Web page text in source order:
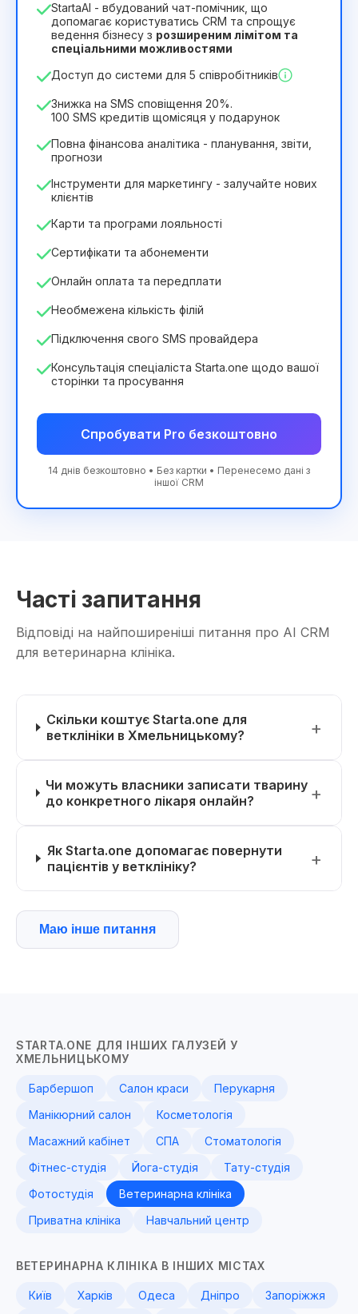
Тривалість ліцензії
12 Months (знижка -25%) Вигідний
349₴ 244₴ /місяць
StartaAI - вбудований чат-помічник, що
допомагає користуватись CRM та спрощує
ведення бізнесу з розширеним лімітом та
спеціальними можливостями
Доступ до системи для 5 співробітників
Знижка на SMS сповіщення 20%.
100 SMS кредитів щомісяця у подарунок
Повна фінансова аналітика - планування, звіти,
прогнози
Інструменти для маркетингу - залучайте нових
клієнтів
Карти та програми лояльності
Сертифікати та абонементи
Онлайн оплата та передплати
Необмежена кількість філій
Підключення свого SMS провайдера
Консультація спеціаліста Starta.one щодо вашої
сторінки та просування
Спробувати Pro безкоштовно
14 днів безкоштовно • Без картки • Перенесемо дані з
іншої CRM
Часті запитання
Відповіді на найпоширеніші питання про AI CRM
для ветеринарна клініка.
Скільки коштує Starta.one для
ветклініки в Хмельницькому?
Чи можуть власники записати тварину
до конкретного лікаря онлайн?
Як Starta.one допомагає повернути
пацієнтів у ветклініку?
Маю інше питання
STARTA.ONE ДЛЯ ІНШИХ ГАЛУЗЕЙ У
ХМЕЛЬНИЦЬКОМУ
Барбершоп Салон краси
Перукарня
Манікюрний салон
Косметологія
Масажний кабінет
СПА
Стоматологія
Фітнес-студія
Йога-студія
Тату-студія
Фотостудія
Ветеринарна клініка
Приватна клініка
Навчальний центр
ВЕТЕРИНАРНА КЛІНІКА В ІНШИХ МІСТАХ
Київ Харків Одеса Дніпро Запоріжжя